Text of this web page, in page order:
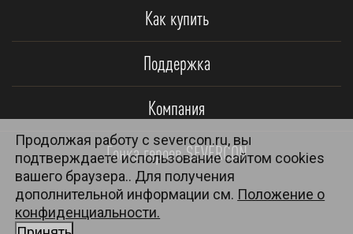
Как купить
Поддержка
Компания
Гонка героев SEVERCON
Продолжая работу с severcon.ru, вы
подтверждаете использование сайтом cookies
вашего браузера.. Для получения
дополнительной информации см. Положение о
конфиденциальности.